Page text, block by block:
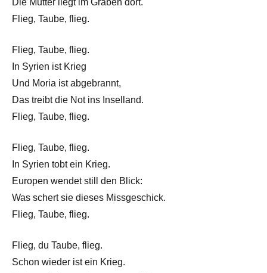
Die Mutter liegt im Graben dort.
Flieg, Taube, flieg.
Flieg, Taube, flieg.
In Syrien ist Krieg
Und Moria ist abgebrannt,
Das treibt die Not ins Inselland.
Flieg, Taube, flieg.
Flieg, Taube, flieg.
In Syrien tobt ein Krieg.
Europen wendet still den Blick:
Was schert sie dieses Missgeschick.
Flieg, Taube, flieg.
Flieg, du Taube, flieg.
Schon wieder ist ein Krieg.